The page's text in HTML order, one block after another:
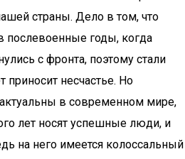
страны. Дело в том, что
послевоенные годы, когда
с фронта, поэтому стали
приносит несчастье. Но
в современном мире,
лет носят успешные люди, и
на него имеется колоссальный